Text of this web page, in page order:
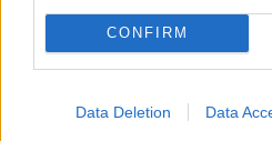
CONFIRM
Data Deletion Data
ΡΟΗ ΕΙΔΗΣΕΩΝ
Ειδήσεις Δημοφιλή